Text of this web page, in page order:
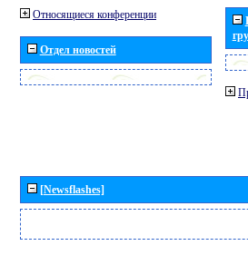
Относящиеся конференции
Отдел новостей
[Newsflashes]